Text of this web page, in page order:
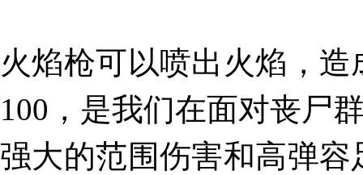
火焰枪可以喷出火焰，造
100 ，是我们在面对丧尸
强大的范围伤害和高弹